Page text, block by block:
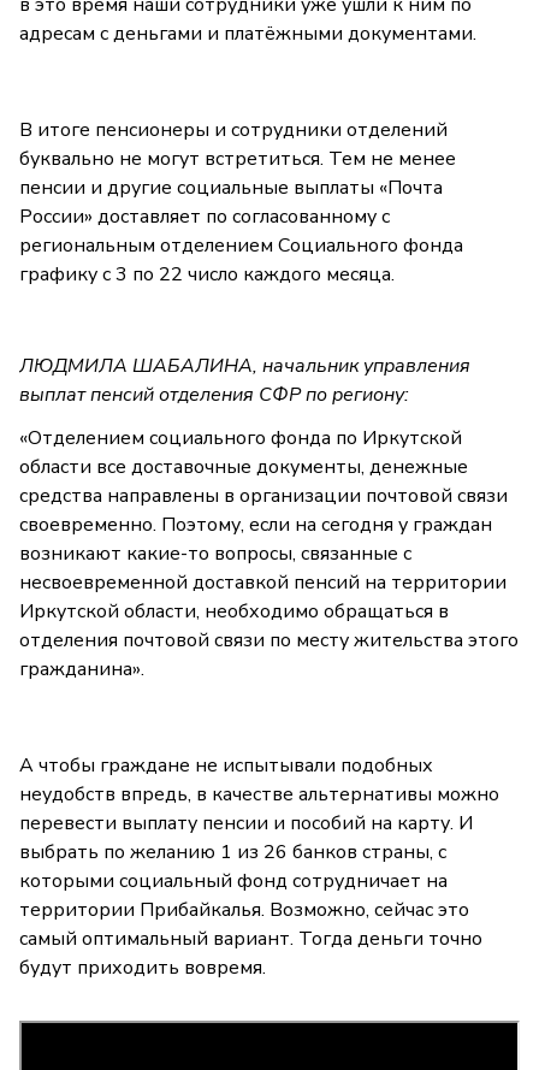
адресам с деньгами и платёжными документами.
В итоге пенсионеры и сотрудники отделений
буквально не могут встретиться. Тем не менее
пенсии и другие социальные выплаты «Почта
России» доставляет по согласованному с
региональным отделением Социального фонда
графику с 3 по 22 число каждого месяца.
ЛЮДМИЛА ШАБАЛИНА, начальник управления
выплат пенсий отделения СФР по региону:
«Отделением социального фонда по Иркутской
области все доставочные документы, денежные
средства направлены в организации почтовой связи
своевременно. Поэтому, если на сегодня у граждан
возникают какие-то вопросы, связанные с
несвоевременной доставкой пенсий на территории
Иркутской области, необходимо обращаться в
отделения почтовой связи по месту жительства этого
гражданина».
А чтобы граждане не испытывали подобных
неудобств впредь, в качестве альтернативы можно
перевести выплату пенсии и пособий на карту. И
выбрать по желанию 1 из 26 банков страны, с
которыми социальный фонд сотрудничает на
территории Прибайкалья. Возможно, сейчас это
самый оптимальный вариант. Тогда деньги точно
будут приходить вовремя.